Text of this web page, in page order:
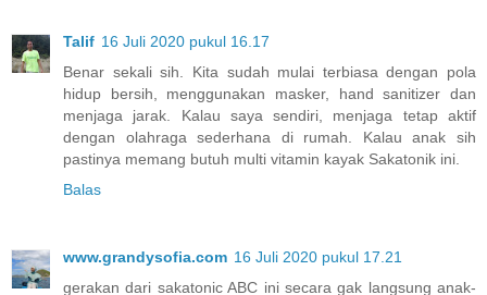
Talif 16 Juli 2020 pukul 16.17
Benar sekali sih. Kita sudah mulai terbiasa dengan pola
hidup bersih, menggunakan masker, hand sanitizer dan
menjaga jarak. Kalau saya sendiri, menjaga tetap aktif
dengan olahraga sederhana di rumah. Kalau anak sih
pastinya memang butuh multi vitamin kayak Sakatonik ini.
Balas
www.grandysofia.com 16 Juli 2020 pukul 17.21
gerakan dari sakatonic ABC ini secara gak langsung anak-